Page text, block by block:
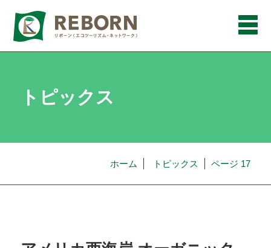
メ
トピックス
ホーム トピックス ページ 17